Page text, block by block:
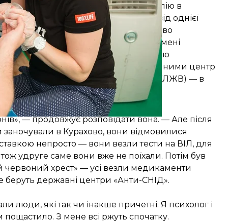
Тетяна. — Поїхали отримувати терапію в
Кожна з нас мала доручення ще від однієї
— ні. У підсумку тоді ми масово
українські доручення від імені
нічого не вийде, лежачі хворі терапію
пости в Донецьк, наповнювати ними центр
активісти «Людей, що живуть з ВІЛ» (ЛЖВ) — в
гуманітарні поставки».
— продовжує розповідати вона. — Але після
заночували в Курахово, вони відмовилися
непросто — вони везли тести на ВІЛ, для
удруге саме вони вже не поїхали. Потім був
хрест» — усі везли медикаменти
беруть державні центри «Анти-СНІД».
люди, які так чи інакше причетні. Я психолог і
З мене всі ржуть спочатку.